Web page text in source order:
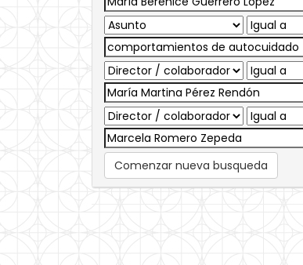
Comenzar nueva busqueda